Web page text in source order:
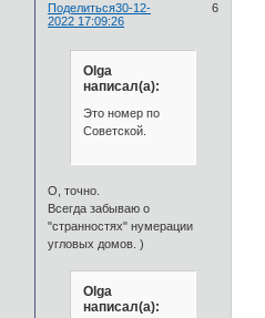
Поделиться 6
30-12-
2022 17:09:26
Olga
написал(а):
Это номер по
Советской.
О, точно.
Всегда забываю о
"странностях" нумерации
угловых домов. )
Olga
написал(а):